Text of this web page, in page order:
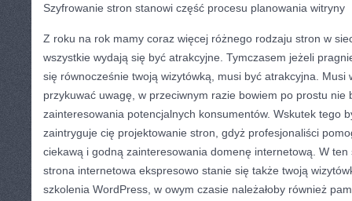
Szyfrowanie stron stanowi część procesu planowania witryny
Z roku na rok mamy coraz więcej różnego rodzaju stron w
wszystkie wydają się być atrakcyjne. Tymczasem jeżeli
się równocześnie twoją wizytówką, musi być atrakcyjna. Musi
przykuwać uwagę, w przeciwnym razie bowiem po prostu nie
zainteresowania potencjalnych konsumentów. Wskutek tego
zaintryguje cię projektowanie stron, gdyż profesjonaliści
ciekawą i godną zainteresowania domenę internetową. W
strona internetowa ekspresowo stanie się także twoją
szkolenia WordPress, w owym czasie należałoby również